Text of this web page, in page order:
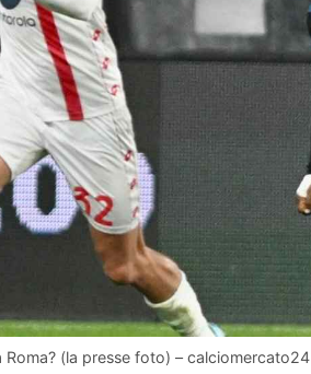
Roma? (la presse foto) – calciomercato24